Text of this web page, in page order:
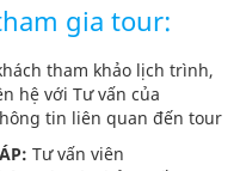
gia tour:
tham khảo lịch trình,
hệ với Tư vấn của
tin liên quan đến tour
Tư vấn viên